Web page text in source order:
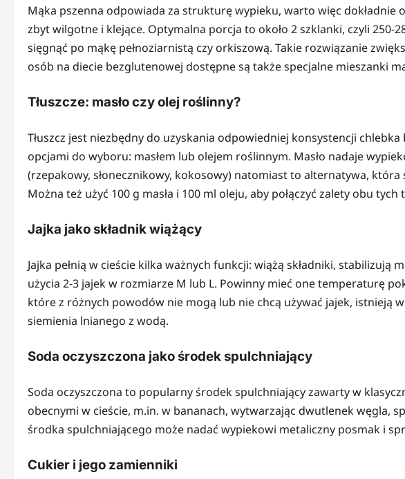
Mąka pszenna odpowiada za strukturę wypieku, warto więc dokładnie
zbyt wilgotne i klejące. Optymalna porcja to około 2 szklanki, czyli
sięgnąć po mąkę pełnoziarnistą czy orkiszową. Takie rozwiązanie
osób na diecie bezglutenowej dostępne są także specjalne mieszanki
Tłuszcze: masło czy olej roślinny?
Tłuszcz jest niezbędny do uzyskania odpowiedniej konsystencji
opcjami do wyboru: masłem lub olejem roślinnym. Masło nadaje
(rzepakowy, słonecznikowy, kokosowy) natomiast to alternatywa,
Można też użyć 100 g masła i 100 ml oleju, aby połączyć zalety obu tych
Jajka jako składnik wiążący
Jajka pełnią w cieście kilka ważnych funkcji: wiążą składniki,
użycia 2-3 jajek w rozmiarze M lub L. Powinny mieć one temperaturę
które z różnych powodów nie mogą lub nie chcą używać jajek, istnieją
siemienia lnianego z wodą.
Soda oczyszczona jako środek spulchniający
Soda oczyszczona to popularny środek spulchniający zawarty w
obecnymi w cieście, m.in. w bananach, wytwarzając dwutlenek węgla,
środka spulchniającego może nadać wypiekowi metaliczny posmak i
Cukier i jego zamienniki